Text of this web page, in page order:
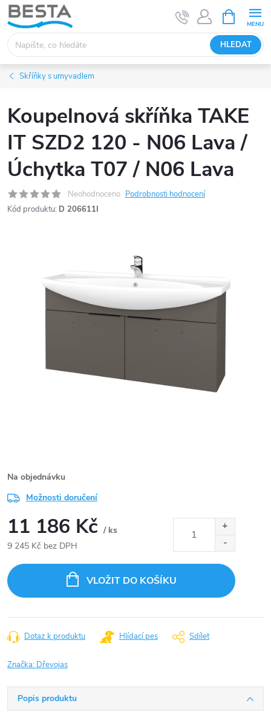
Přejít
na
obsah
HLEDAT
NÁKUPNÍ
KOŠÍK
Skříňky s umyvadlem
Koupelnová skříňka TAKE
IT SZD2 120 - N06 Lava /
Úchytka T07 / N06 Lava
Neohodnoceno Podrobnosti hodnocení
Kód produktu: D 206611I
Na objednávku
Možnosti doručení
11 186 Kč / ks
9 245 Kč bez DPH
cena:
VLOŽIT DO KOŠÍKU
Dotaz k produktu Hlídací pes Sdílet
Značka: Dřevojas
Popis produktu